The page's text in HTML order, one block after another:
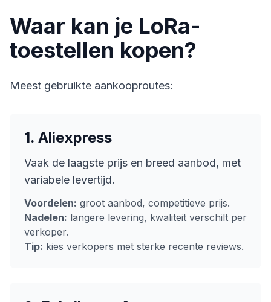
Waar kan je LoRa-
toestellen kopen?
Meest gebruikte aankooproutes:
1. Aliexpress
Vaak de laagste prijs en breed aanbod, met
variabele levertijd.
Voordelen: groot aanbod, competitieve prijs.
Nadelen: langere levering, kwaliteit verschilt per
verkoper.
Tip: kies verkopers met sterke recente reviews.